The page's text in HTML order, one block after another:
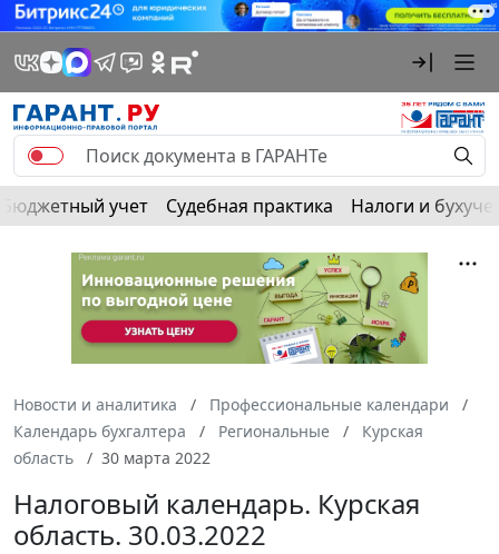
Бюджетный учет Судебная практика Налоги и
Новости и аналитика
Профессиональные календари
Календарь бухгалтера
Региональные
Курская
область
30 марта 2022
Налоговый календарь. Курская
область. 30.03.2022